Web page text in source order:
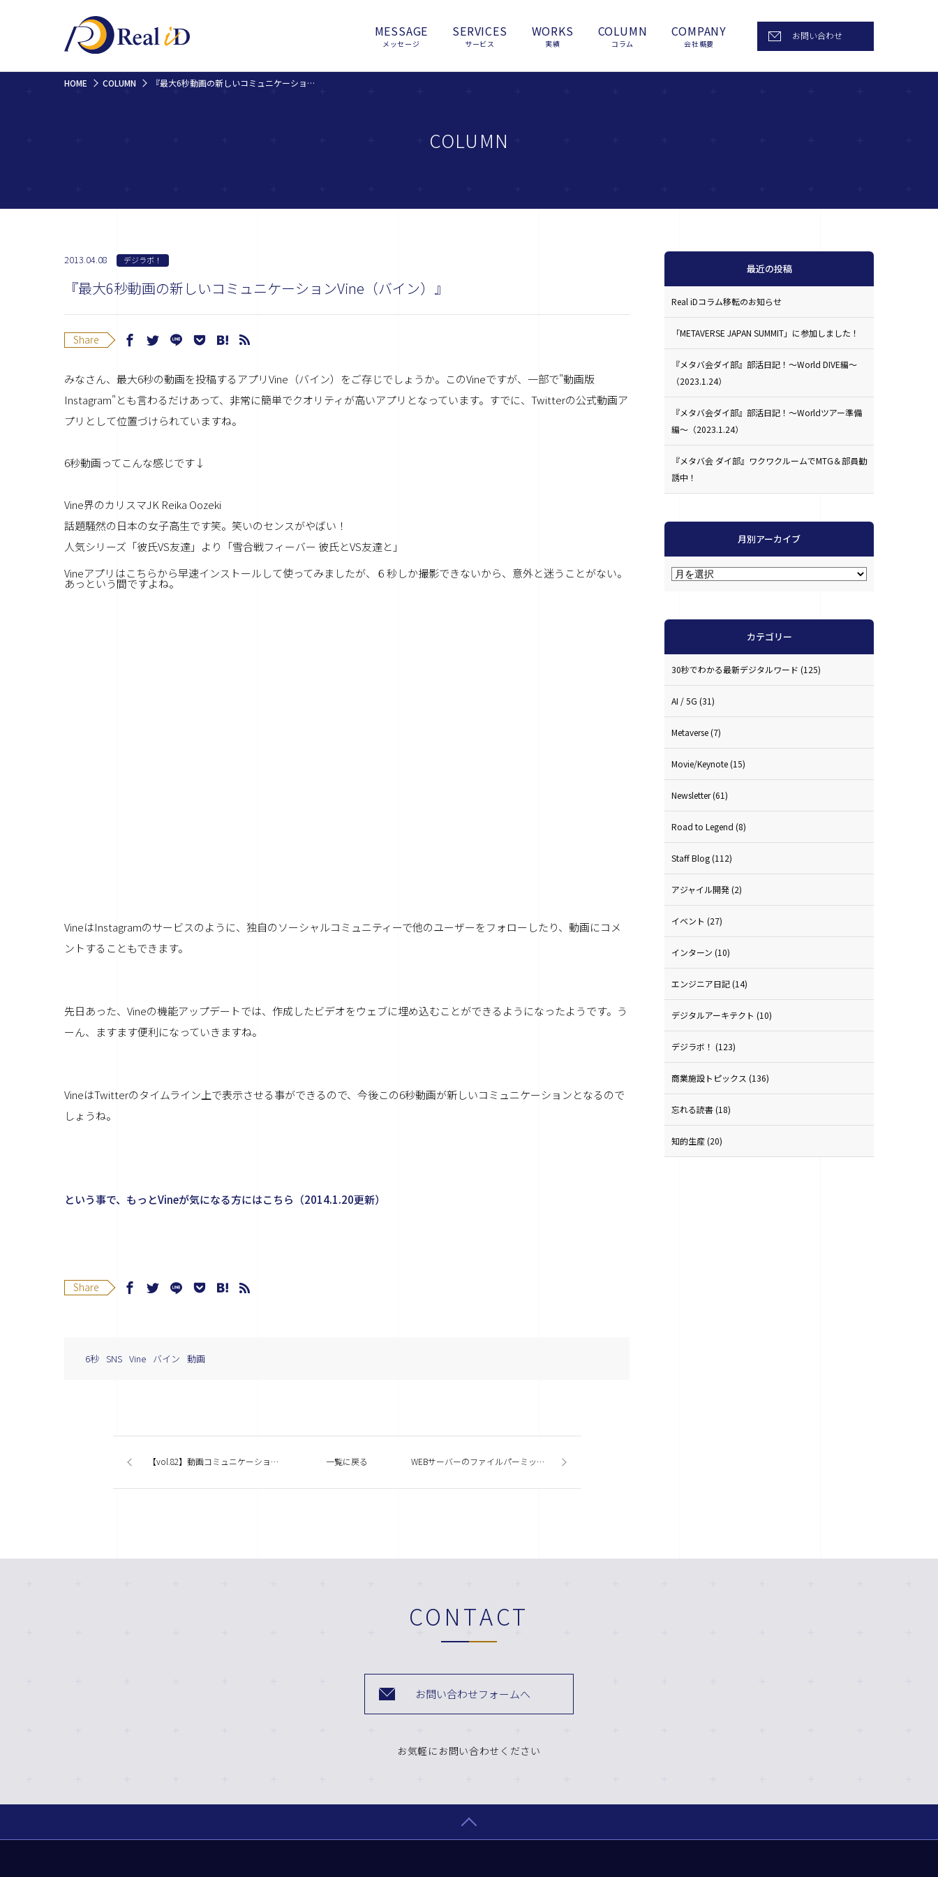
MESSAGE
メッセージ
SERVICES
サービス
WORKS
実績
COLUMN
コラム
COMPANY
会社概要
お問い合わせ
HOME COLUMN 『最大6秒動画の新しいコミュニケーションVine（バイン）』
COLUMN
2013.04.08 デジラボ！
『最大6秒動画の新しいコミュニケーションVine（バイン）』
Share
みなさん、最大6秒の動画を投稿するアプリVine（バイン）をご存じでしょうか。このVineですが、一部で"動画版
Instagram"とも言わるだけあって、非常に簡単でクオリティが高いアプリとなっています。すでに、Twitterの公式動画ア
プリとして位置づけられていますね。
6秒動画ってこんな感じです↓
Vine界のカリスマJK Reika Oozeki
話題騒然の日本の女子高生です笑。笑いのセンスがやばい！
人気シリーズ「彼氏VS友達」より「雪合戦フィーバー 彼氏とVS友達と」
Vineアプリはこちらから早速インストールして使ってみましたが、６秒しか撮影できないから、意外と迷うことがない。
あっという間ですよね。
VineはInstagramのサービスのように、独自のソーシャルコミュニティーで他のユーザーをフォローしたり、動画にコメ
ントすることもできます。
先日あった、Vineの機能アップデートでは、作成したビデオをウェブに埋め込むことができるようになったようです。う
ーん、ますます便利になっていきますね。
VineはTwitterのタイムライン上で表示させる事ができるので、今後この6秒動画が新しいコミュニケーションとなるので
しょうね。
という事で、もっとVineが気になる方にはこちら（2014.1.20更新）
Share
6秒 SNS Vine バイン 動画
【vol.82】動画コミュニケーションが身近になってますね。 一覧に戻る WEBサーバーのファイルパーミッションについて
最近の投稿
Real iDコラム移転のお知らせ
「METAVERSE JAPAN SUMMIT」に参加しました！
『メタバ会ダイ部』部活日記！〜World DIVE編〜
（2023.1.24）
『メタバ会ダイ部』部活日記！〜Worldツアー準備
編〜（2023.1.24）
『メタバ会 ダイ部』ワクワクルームでMTG＆部員勧
誘中！
月別アーカイブ
カテゴリー
30秒でわかる最新デジタルワード (125)
AI / 5G (31)
Metaverse(7)
Movie/Keynote(15)
Newsletter(61)
Road to Legend (8)
Staff Blog(112)
アジャイル開発(2)
イベント (27)
インターン (10)
エンジニア日記(14)
デジタルアーキテクト (10)
デジラボ！ (123)
商業施設トピックス (136)
忘れる読書(18)
知的生産(20)
CONTACT
お問い合わせフォームへ
お気軽にお問い合わせください